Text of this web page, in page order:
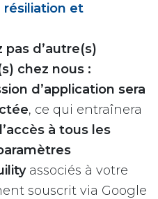
résiliation et
pas d’autre(s)
chez nous :
d’application sera
, ce qui entraînera
à tous les
associés à votre
souscrit via Google